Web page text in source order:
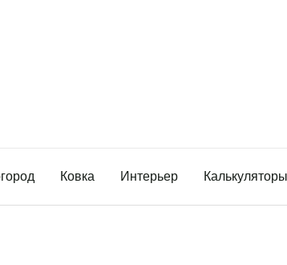
Ковка Интерьер Калькуляторы